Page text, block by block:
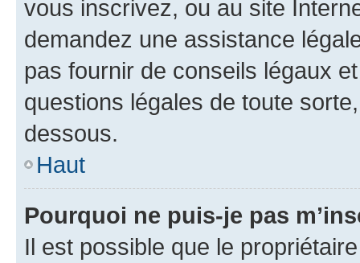
vous inscrivez, ou au site
demandez une assistance
pas fournir de conseils légaux
questions légales de toute
dessous.
Haut
Pourquoi ne puis-je pas
Il est possible que le